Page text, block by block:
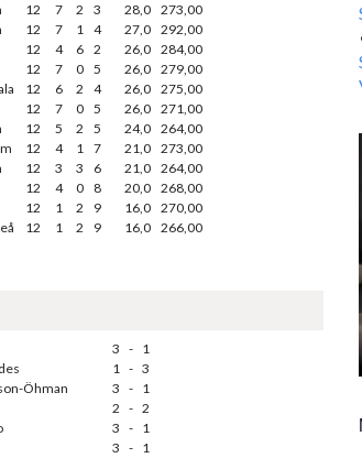
12 7 2 3 28,0 273,00
12 7 1 4 27,0 292,00
12 4 6 2 26,0 284,00
12 7 0 5 26,0 279,00
12 6 2 4 26,0 275,00
12 7 0 5 26,0 271,00
12 5 2 5 24,0 264,00
12 4 1 7 21,0 273,00
12 3 3 6 21,0 264,00
12 4 0 8 20,0 268,00
12 1 2 9 16,0 270,00
12 1 2 9 16,0 266,00
3 - 1
1 - 3
Öhman 3 - 1
2 - 2
3 - 1
3 - 1